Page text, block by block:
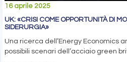
16 aprile 2025
UK: «CRISI COME OPPORTUNITÀ DI
SIDERURGIA»
Una ricerca dell’Energy Economics
possibili scenari dell’acciaio green